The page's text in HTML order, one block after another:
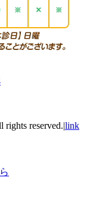
reserved.|link